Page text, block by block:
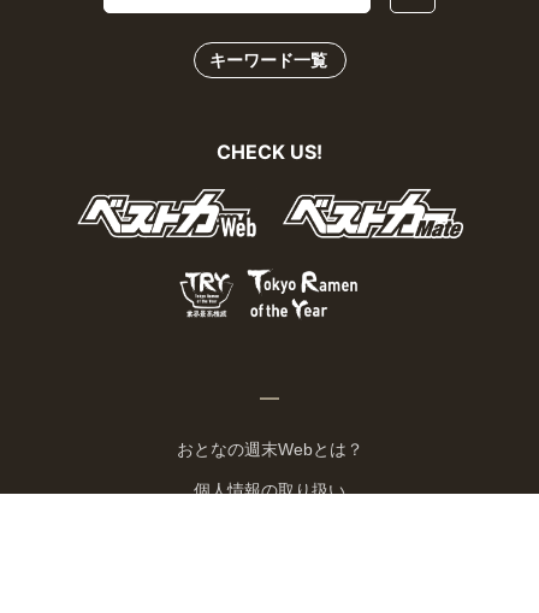
キーワード一覧
CHECK US!
おとなの週末Webとは？
個人情報の取り扱い